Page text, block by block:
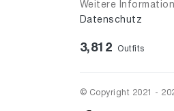
Weitere
Datenschutz
3,812 Outfits
© Copyright 2021 -